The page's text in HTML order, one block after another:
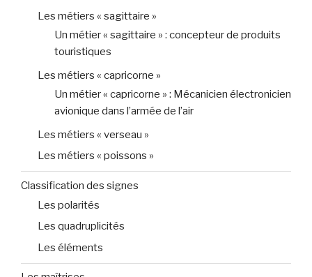
Les métiers « sagittaire »
Un métier « sagittaire » : concepteur de produits
touristiques
Les métiers « capricorne »
Un métier « capricorne » : Mécanicien électronicien
avionique dans l’armée de l’air
Les métiers « verseau »
Les métiers « poissons »
Classification des signes
Les polarités
Les quadruplicités
Les éléments